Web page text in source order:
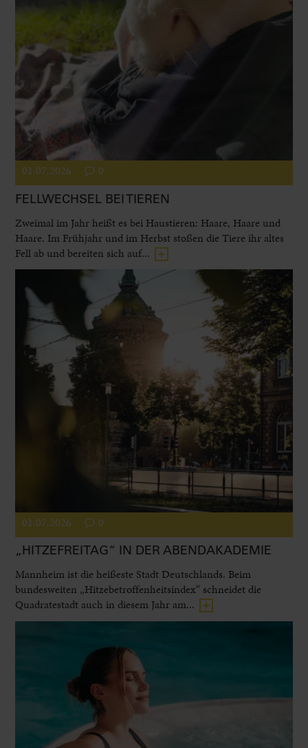
01.07.2026 0
FELLWECHSEL BEI TIEREN
Zweimal im Jahr heißt es bei Haustieren: Haare, Haare und
Haare. Im Frühjahr und im Herbst stoßen die Tiere ihr altes
Fell ab und bereiten sich auf...
01.07.2026 0
„HITZEFREITAG“ IN DER ABENDAKADEMIE
Mannheim ist die heißeste Stadt Deutschlands. Beim
bundesweiten „Hitzebetroffenheitsindex“ schneidet die
Quadratestadt auch in diesem Jahr am...